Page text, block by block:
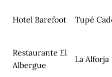
Hotel Barefoot Tupé
Restaurante El
Albergue
La Alforja